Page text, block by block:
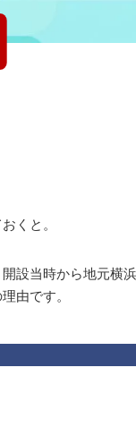
くと。
設当時から地元横
由です。